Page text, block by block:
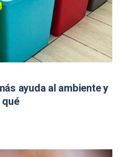
ayuda al ambiente y